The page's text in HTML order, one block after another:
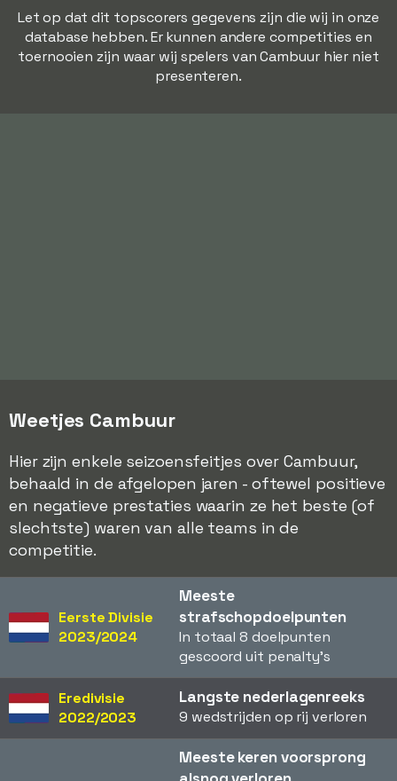
Let op dat dit topscorers gegevens zijn die wij in onze
database hebben. Er kunnen andere competities en
toernooien zijn waar wij spelers van Cambuur hier niet
presenteren.
Weetjes Cambuur
Hier zijn enkele seizoensfeitjes over Cambuur,
behaald in de afgelopen jaren - oftewel positieve
en negatieve prestaties waarin ze het beste (of
slechtste) waren van alle teams in de
competitie.
Eerste Divisie
2023/2024
Meeste
strafschopdoelpunten
In totaal 8 doelpunten
gescoord uit penalty's
Eredivisie
2022/2023
Langste nederlagenreeks
9 wedstrijden op rij verloren
Meeste keren voorsprong